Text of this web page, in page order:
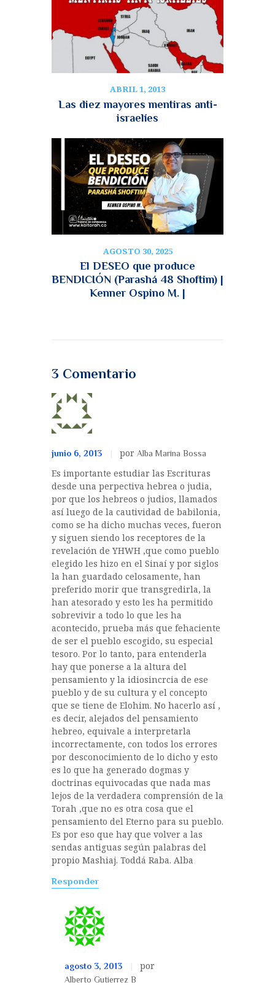
ABRIL 1, 2013
Las diez mayores mentiras anti-
israelíes
AGOSTO 30, 2025
El DESEO que produce
BENDICIÓN (Parashá 48 Shoftim) |
Kenner Ospino M. |
3 Comentario
junio 6, 2013 por Alba Marina Bossa
Es importante estudiar las Escrituras
desde una perpectiva hebrea o judia,
por que los hebreos o judios, llamados
así luego de la cautividad de babilonia,
como se ha dicho muchas veces, fueron
y siguen siendo los receptores de la
revelación de YHWH ,que como pueblo
elegido les hizo en el Sinaí y por siglos
la han guardado celosamente, han
preferido morir que transgredirla, la
han atesorado y esto les ha permitido
sobrevivir a todo lo que les ha
acontecido, prueba más que fehaciente
de ser el pueblo escogido, su especial
tesoro. Por lo tanto, para entenderla
hay que ponerse a la altura del
pensamiento y la idiosincrcia de ese
pueblo y de su cultura y el concepto
que se tiene de Elohim. No hacerlo así ,
es decir, alejados del pensamiento
hebreo, equivale a interpretarla
incorrectamente, con todos los errores
por desconocimiento de lo dicho y esto
es lo que ha generado dogmas y
doctrinas equivocadas que nada mas
lejos de la verdadera comprensión de la
Torah ,que no es otra cosa que el
pensamiento del Eterno para su pueblo.
Es por eso que hay que volver a las
sendas antiguas según palabras del
propio Mashiaj. Toddá Raba. Alba
Responder
agosto 3, 2013 por
Alberto Gutierrez B